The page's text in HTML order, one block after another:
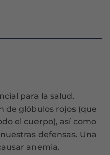
para la salud.
de glóbulos rojos (que
el cuerpo), así como
defensas. Una
anemia.